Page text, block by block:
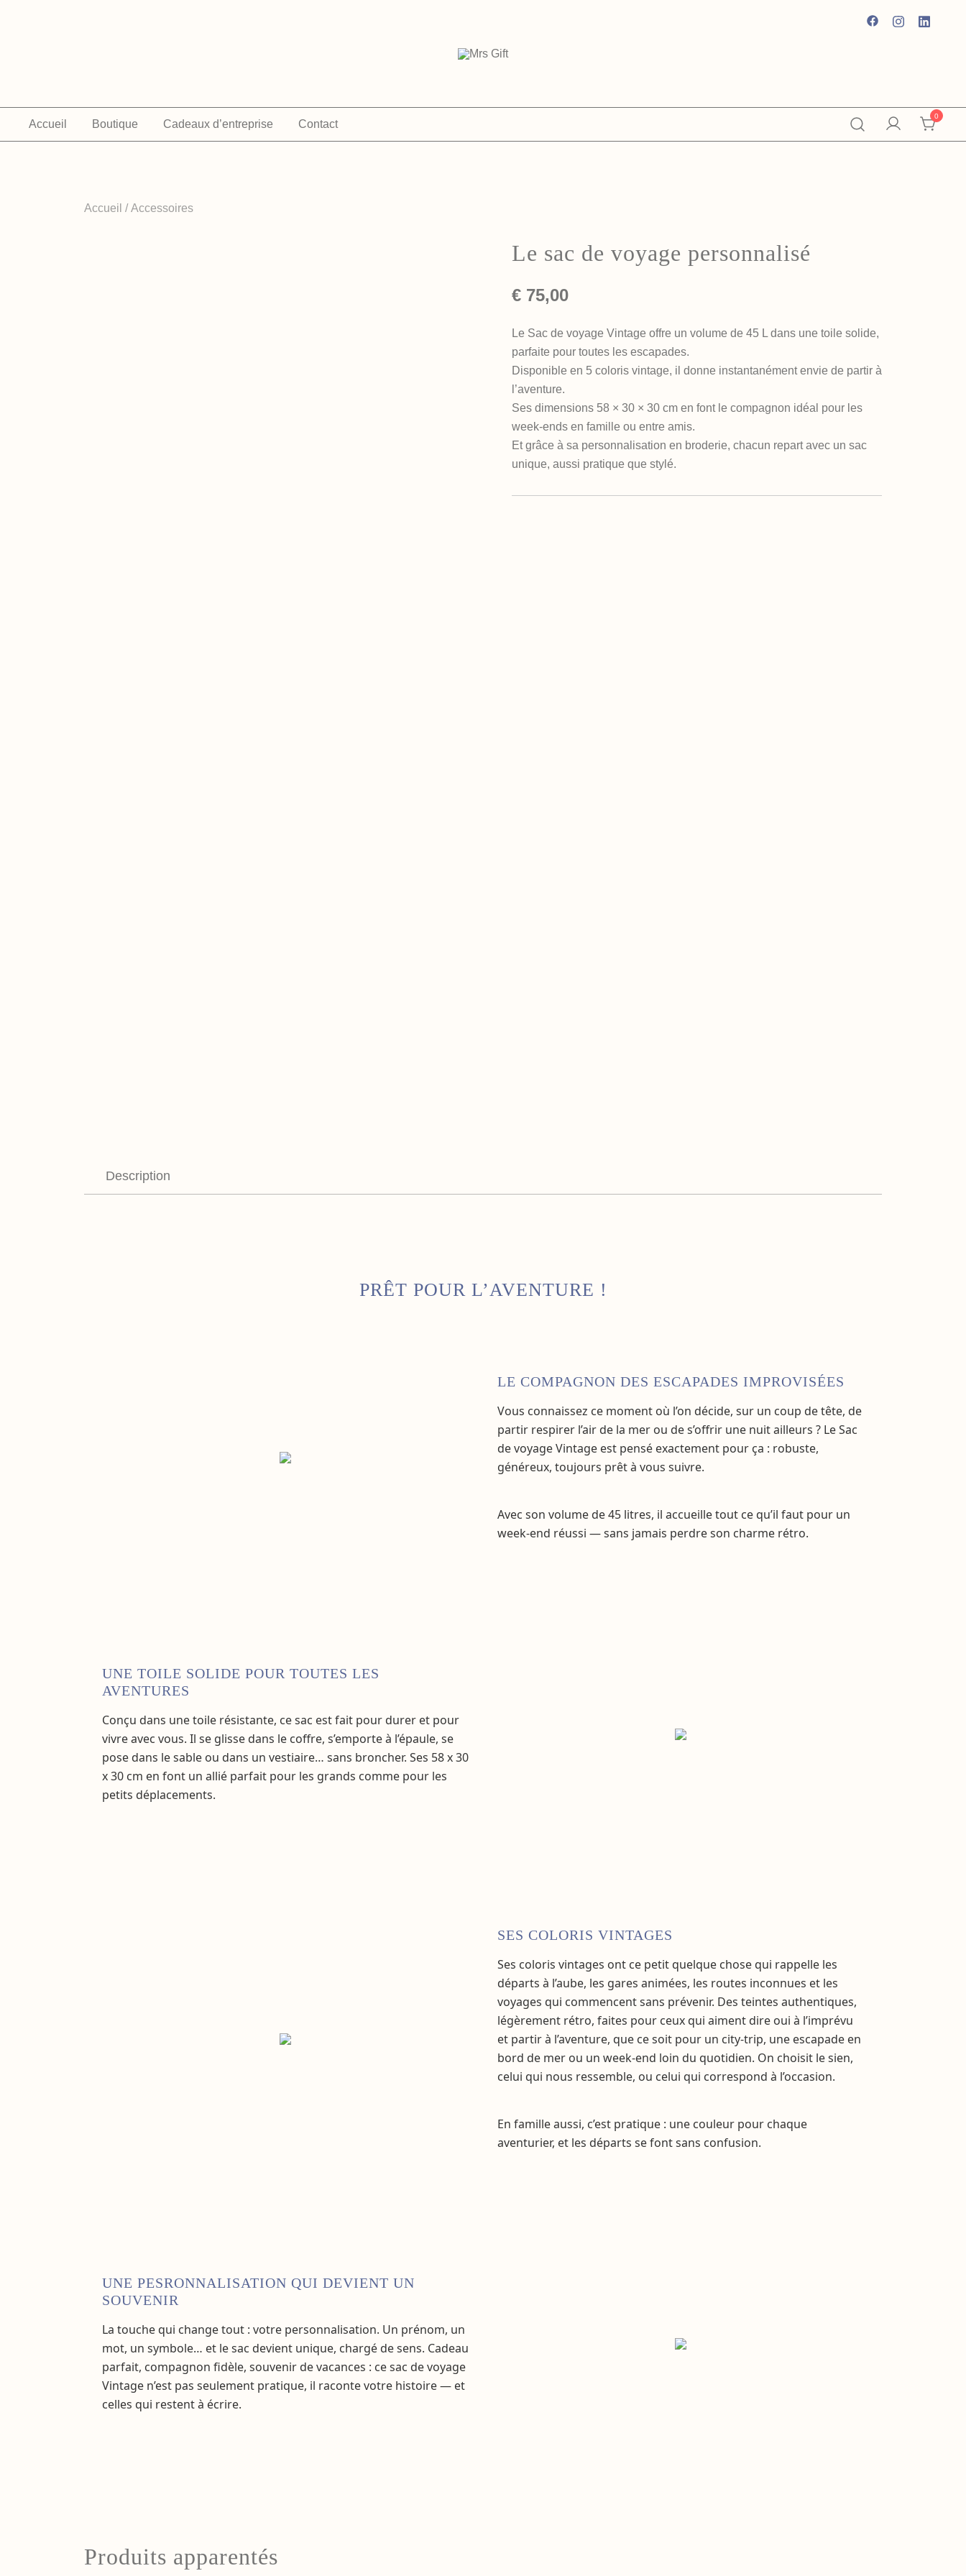
Accueil Boutique Cadeaux d’entreprise Contact
0
Accueil /Accessoires
Le sac de voyage personnalisé
€ 75,00
Le Sac de voyage Vintage offre un volume de 45 L dans une toile solide,
parfaite pour toutes les escapades.
Disponible en 5 coloris vintage, il donne instantanément envie de partir à
l’aventure.
Ses dimensions 58 × 30 × 30 cm en font le compagnon idéal pour les
week-ends en famille ou entre amis.
Et grâce à sa personnalisation en broderie, chacun repart avec un sac
unique, aussi pratique que stylé.
Description
PRÊT POUR L’AVENTURE !
LE COMPAGNON DES ESCAPADES IMPROVISÉES
Vous connaissez ce moment où l’on décide, sur un coup de tête, de
partir respirer l’air de la mer ou de s’offrir une nuit ailleurs ? Le Sac
de voyage Vintage est pensé exactement pour ça : robuste,
généreux, toujours prêt à vous suivre.
Avec son volume de 45 litres, il accueille tout ce qu’il faut pour un
week-end réussi — sans jamais perdre son charme rétro.
UNE TOILE SOLIDE POUR TOUTES LES
AVENTURES
Conçu dans une toile résistante, ce sac est fait pour durer et pour
vivre avec vous. Il se glisse dans le coffre, s’emporte à l’épaule, se
pose dans le sable ou dans un vestiaire… sans broncher. Ses 58 x 30
x 30 cm en font un allié parfait pour les grands comme pour les
petits déplacements.
SES COLORIS VINTAGES
Ses coloris vintages ont ce petit quelque chose qui rappelle les
départs à l’aube, les gares animées, les routes inconnues et les
voyages qui commencent sans prévenir. Des teintes authentiques,
légèrement rétro, faites pour ceux qui aiment dire oui à l’imprévu
et partir à l’aventure, que ce soit pour un city-trip, une escapade en
bord de mer ou un week-end loin du quotidien. On choisit le sien,
celui qui nous ressemble, ou celui qui correspond à l’occasion.
En famille aussi, c’est pratique : une couleur pour chaque
aventurier, et les départs se font sans confusion.
UNE PESRONNALISATION QUI DEVIENT UN
SOUVENIR
La touche qui change tout : votre personnalisation. Un prénom, un
mot, un symbole… et le sac devient unique, chargé de sens. Cadeau
parfait, compagnon fidèle, souvenir de vacances : ce sac de voyage
Vintage n’est pas seulement pratique, il raconte votre histoire — et
celles qui restent à écrire.
Produits apparentés